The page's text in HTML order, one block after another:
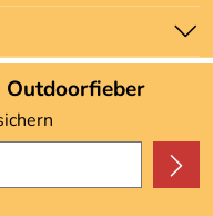
Outdoorfieber